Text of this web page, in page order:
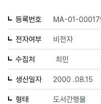
등록번호 MA-01-
전자여부 비전자
수집처 최민
생산일자 2000 .08.15
형태 도서간행물